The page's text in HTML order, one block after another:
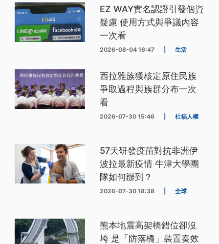
EZ WAY實名認證引發個資
疑慮 使用方式與爭議內容
一次看
2026-08-04 16:47 生活
西拉雅族獲核定原住民族
爭取過程與族群分布一次
看
2026-07-30 15:46 社福人權
57天研發疫苗對抗非洲伊
波拉最新疫情 牛津大學團
隊如何辦到？
2026-07-30 18:38 全球
熊本地震高架橋錯位卻沒
垮 是「防落橋」裝置奏效